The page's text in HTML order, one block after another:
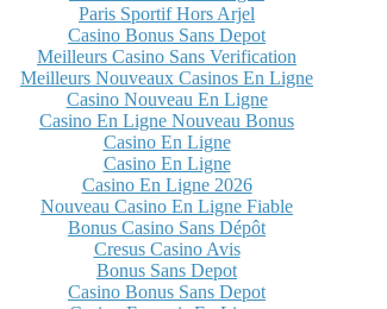
Paris Sportif Hors Arjel
Casino Bonus Sans Depot
Meilleurs Casino Sans Verification
Meilleurs Nouveaux Casinos En Ligne
Casino Nouveau En Ligne
Casino En Ligne Nouveau Bonus
Casino En Ligne
Casino En Ligne
Casino En Ligne 2026
Nouveau Casino En Ligne Fiable
Bonus Casino Sans Dépôt
Cresus Casino Avis
Bonus Sans Depot
Casino Bonus Sans Depot